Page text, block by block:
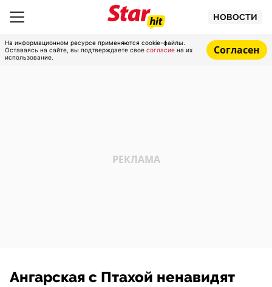
НОВОСТИ
На информационном ресурсе применяются cookie-файлы.
Оставаясь на сайте, вы подтверждаете свое согласие на их
использование.
Согласен
Ангарская с Птахой ненавидят